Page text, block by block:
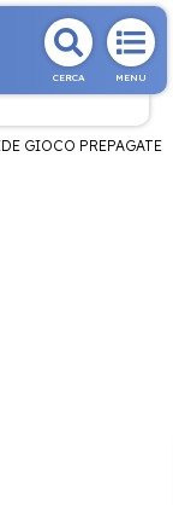
CERCA MENU
GIOCO PREPAGATE